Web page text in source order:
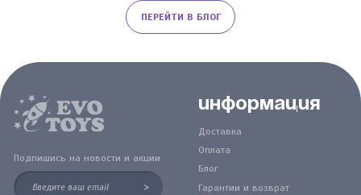
развитии малышей. Для
тренировки пальчиков
здесь собраны элементы,
фактуре.
ПЕРЕЙТИ В БЛОГ
Подпишись на новости и акции
>
Информация
Доставка
Оплата
Блог
Гарантии и возврат